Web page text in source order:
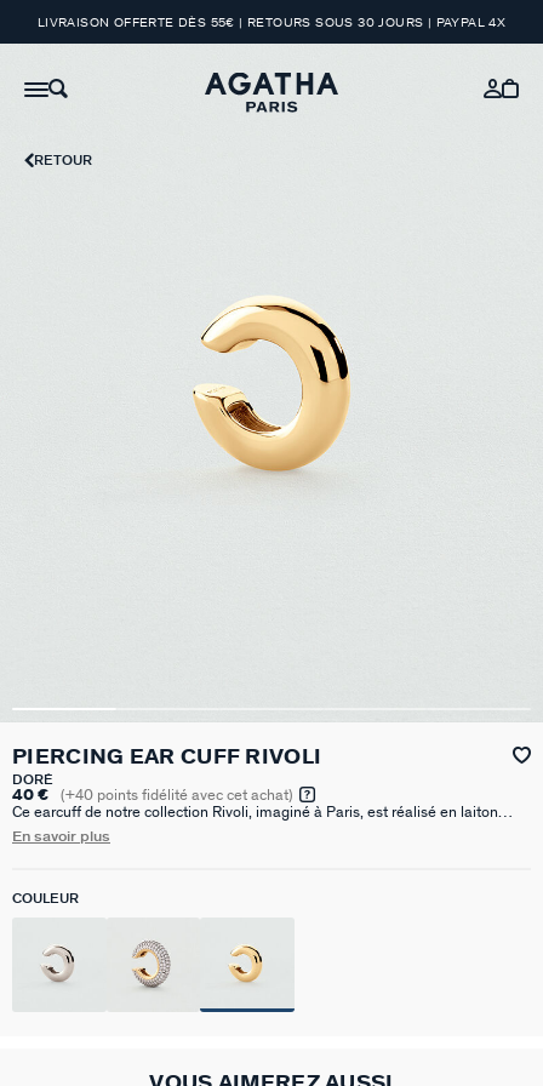
LIVRAISON OFFERTE DÈS 55€ | RETOURS SOUS 30 JOURS | PAYPAL 4X
RETOUR
PIERCING EAR CUFF RIVOLI
DORÉ
40 € (+40 points fidélité avec cet achat)
Ce earcuff de notre collection Rivoli, imaginé à Paris, est réalisé en laiton
doré à l’or 750/1000e – 18 carats . Il est disponible en Doré, Argenté et Doré
En savoir plus
COULEUR